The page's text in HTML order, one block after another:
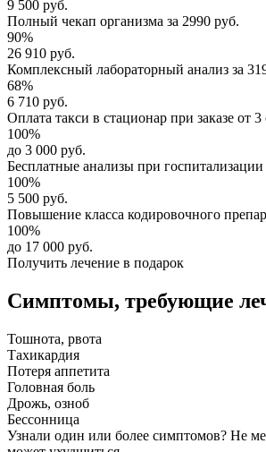
9 500 руб.
Полный чекап организма за 2990 руб.
90%
26 910 руб.
Комплексный лабораторный анализ за
68%
6 710 руб.
Оплата такси в стационар при заказе от 3
100%
до 3 000 руб.
Бесплатные анализы при госпитализации
100%
5 500 руб.
Повышение класса кодировочного
100%
до 17 000 руб.
Получить лечение в подарок
Симптомы, требующие
Тошнота, рвота
Тахикардия
Потеря аппетита
Головная боль
Дрожь, озноб
Бессонница
Узнали один или более симптомов? Не